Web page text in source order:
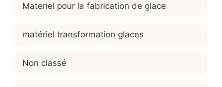
Materiel pour la fabrication de glace
matériel transformation glaces
Non classé